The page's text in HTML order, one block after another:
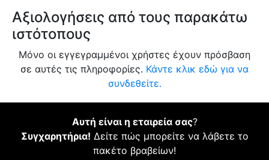
Αξιολογήσεις από τους παρακάτω
ιστότοπους
Μόνο οι εγγεγραμμένοι χρήστες έχουν πρόσβαση
σε αυτές τις πληροφορίες. Κάντε κλικ εδώ για να
συνδεθείτε.
Αυτή είναι η εταιρεία σας?
Συγχαρητήρια! Δείτε πώς μπορείτε να λάβετε το
πακέτο βραβείων!